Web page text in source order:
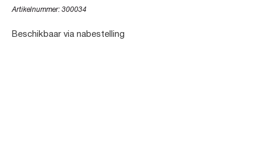
Artikelnummer:300034
Beschikbaar via nabestelling